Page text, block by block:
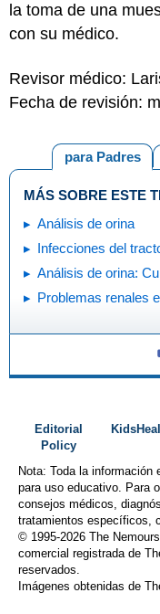
la toma de una
con su médico.
Revisor médico:
Fecha de revisión:
para Padres
MÁS SOBRE ESTE
Análisis de orina
Infecciones del
Análisis de orina:
Problemas renales
Editorial
Policy
Nota: Toda la información
para uso educativo. Para
consejos médicos,
tratamientos específicos,
© 1995-2026 The
comercial registrada de
reservados.
Imágenes obtenidas de